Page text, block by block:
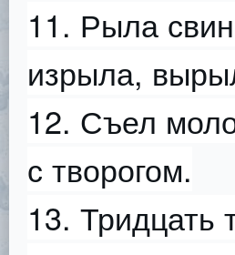
11. Рыла
изрыла,
12. Съел
с творогом.
13. Тридцать